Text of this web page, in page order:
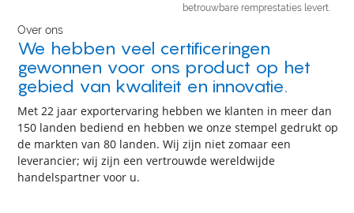
betrouwbare remprestaties levert.
Over ons
We hebben veel certificeringen
gewonnen voor ons product op het
gebied van kwaliteit en innovatie.
Met 22 jaar exportervaring hebben we klanten in meer dan
150 landen bediend en hebben we onze stempel gedrukt op
de markten van 80 landen. Wij zijn niet zomaar een
leverancier; wij zijn een vertrouwde wereldwijde
handelspartner voor u.